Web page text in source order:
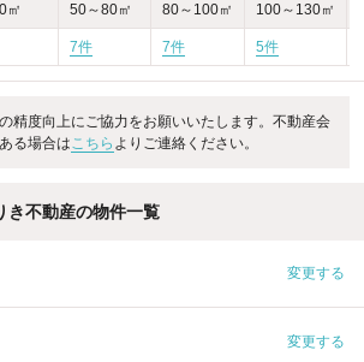
㎡ 50～80㎡ 80～100㎡ 100～130㎡
7件 7件 5件
精度向上にご協力をお願いいたします。不動産会
る場合はこちら よりご連絡ください。
き不動産の物件一覧
変更する
変更する